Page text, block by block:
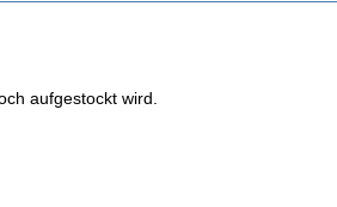
aufgestockt wird.